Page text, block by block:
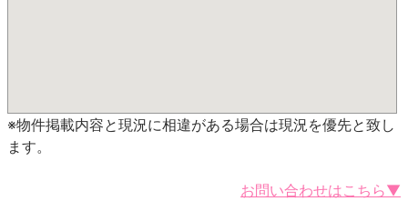
※物件掲載内容と現況に相違がある場合は現況を優先と致し
ます。
お問い合わせはこちら▼